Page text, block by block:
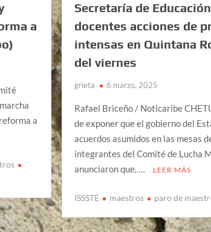
a
a
Secretaría de
docentes acciones de
intensas en Quintana
del viernes
grieta 6 marzo, 2025
Rafael Briceño / Noticaribe
de exponer que el gobierno del
acuerdos asumidos en las mesas
integrantes del Comité de Lucha
anunciaron que, …
LEER MÁS
ISSSTE maestros paro de